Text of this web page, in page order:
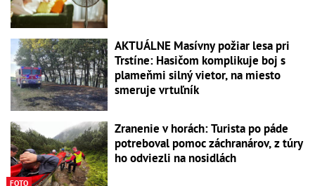
AKTUÁLNE Masívny požiar lesa pri
Trstíne: Hasičom komplikuje boj s
plameňmi silný vietor, na miesto
smeruje vrtuľník
FOTO
Zranenie v horách: Turista po páde
potreboval pomoc záchranárov, z túry
ho odviezli na nosidlách